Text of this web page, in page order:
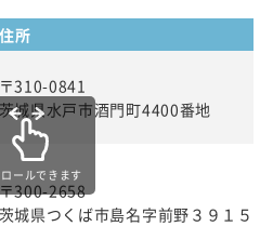
住所
〒310-0841
茨城県水戸市酒門町4400番地
300-2658
茨城県つくば市島名字前野３９１５
ロールできます